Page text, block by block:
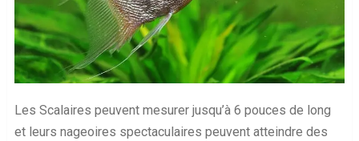
Les Scalaires peuvent mesurer jusqu’à 6 pouces de long
et leurs nageoires spectaculaires peuvent atteindre des